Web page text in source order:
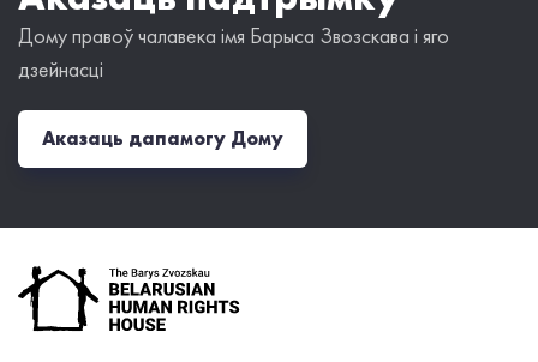
Дому правоў чалавека імя Барыса Звозскава і яго
дзейнасці
Аказаць дапамогу Дому